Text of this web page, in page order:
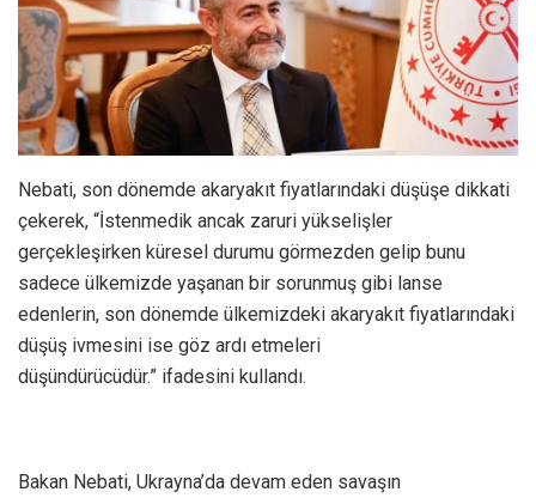
Nebati, son dönemde akaryakıt fiyatlarındaki düşüşe dikkati
çekerek, “İstenmedik ancak zaruri yükselişler
gerçekleşirken küresel durumu görmezden gelip bunu
sadece ülkemizde yaşanan bir sorunmuş gibi lanse
edenlerin, son dönemde ülkemizdeki akaryakıt fiyatlarındaki
düşüş ivmesini ise göz ardı etmeleri
düşündürücüdür.” ifadesini kullandı.
Bakan Nebati, Ukrayna’da devam eden savaşın